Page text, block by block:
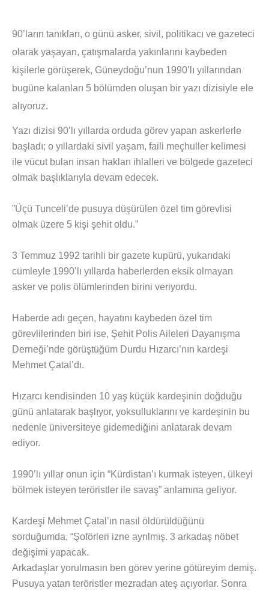
90’ların tanıkları, o günü asker, sivil, politikacı ve gazeteci
olarak yaşayan, çatışmalarda yakınlarını kaybeden
kişilerle görüşerek, Güneydoğu’nun 1990’lı yıllarından
bugüne kalanları 5 bölümden oluşan bir yazı dizisiyle ele
alıyoruz.
Yazı dizisi 90’lı yıllarda orduda görev yapan askerlerle
başladı; o yıllardaki sivil yaşam, faili meçhuller kelimesi
ile vücut bulan insan hakları ihlalleri ve bölgede gazeteci
olmak başlıklarıyla devam edecek.
”Üçü Tunceli’de pusuya düşürülen özel tim görevlisi
olmak üzere 5 kişi şehit oldu.”
3 Temmuz 1992 tarihli bir gazete kupürü, yukarıdaki
cümleyle 1990’lı yıllarda haberlerden eksik olmayan
asker ve polis ölümlerinden birini veriyordu.
Haberde adı geçen, hayatını kaybeden özel tim
görevlilerinden biri ise, Şehit Polis Aileleri Dayanışma
Derneği’nde görüştüğüm Durdu Hızarcı’nın kardeşi
Mehmet Çatal’dı.
Hızarcı kendisinden 10 yaş küçük kardeşinin doğduğu
günü anlatarak başlıyor, yoksulluklarını ve kardeşinin bu
nedenle üniversiteye gidemediğini anlatarak devam
ediyor.
1990’lı yıllar onun için “Kürdistan’ı kurmak isteyen, ülkeyi
bölmek isteyen teröristler ile savaş” anlamına geliyor.
Kardeşi Mehmet Çatal’ın nasıl öldürüldüğünü
sorduğumda, “Şoförleri izne ayrılmış. 3 arkadaş nöbet
değişimi yapacak.
Arkadaşlar yorulmasın ben görev yerine götüreyim demiş.
Pusuya yatan teröristler mezradan ateş açıyorlar. Sonra